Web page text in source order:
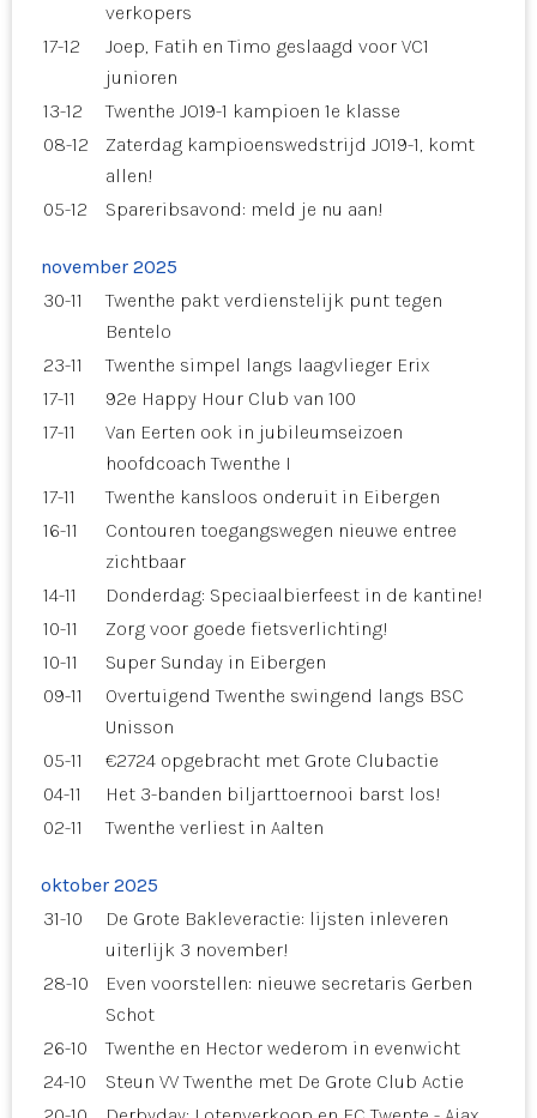
verkopers
17-12
Joep, Fatih en Timo geslaagd voor VC1
junioren
13-12
Twenthe JO19-1 kampioen 1e klasse
08-12
Zaterdag kampioenswedstrijd JO19-1, komt
allen!
05-12
Spareribsavond: meld je nu aan!
november 2025
30-11
Twenthe pakt verdienstelijk punt tegen
Bentelo
23-11
Twenthe simpel langs laagvlieger Erix
17-11
92e Happy Hour Club van 100
17-11
Van Eerten ook in jubileumseizoen
hoofdcoach Twenthe I
17-11
Twenthe kansloos onderuit in Eibergen
16-11
Contouren toegangswegen nieuwe entree
zichtbaar
14-11
Donderdag: Speciaalbierfeest in de kantine!
10-11
Zorg voor goede fietsverlichting!
10-11
Super Sunday in Eibergen
09-11
Overtuigend Twenthe swingend langs BSC
Unisson
05-11
€2724 opgebracht met Grote Clubactie
04-11
Het 3-banden biljarttoernooi barst los!
02-11
Twenthe verliest in Aalten
oktober 2025
31-10
De Grote Bakleveractie: lijsten inleveren
uiterlijk 3 november!
28-10
Even voorstellen: nieuwe secretaris Gerben
Schot
26-10
Twenthe en Hector wederom in evenwicht
24-10
Steun VV Twenthe met De Grote Club Actie